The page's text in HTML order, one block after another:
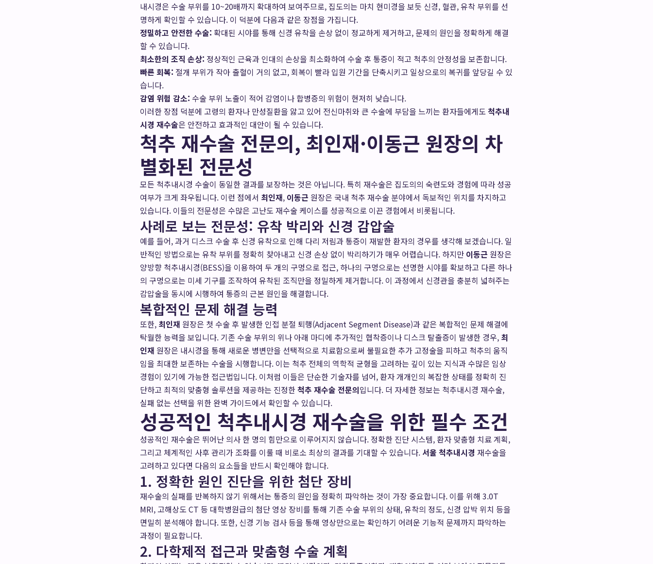
내시경은 수술 부위를 10~20배까지 확대하여 보여주므로, 집도의는 마치 현미경을 보듯 신경, 혈관, 유착 부위를 선
명하게 확인할 수 있습니다. 이 덕분에 다음과 같은 장점을 가집니다.
정밀하고 안전한 수술: 확대된 시야를 통해 신경 유착을 손상 없이 정교하게 제거하고, 문제의 원인을 정확하게 해결
할 수 있습니다.
최소한의 조직 손상: 정상적인 근육과 인대의 손상을 최소화하여 수술 후 통증이 적고 척추의 안정성을 보존합니다.
빠른 회복: 절개 부위가 작아 출혈이 거의 없고, 회복이 빨라 입원 기간을 단축시키고 일상으로의 복귀를 앞당길 수 있
습니다.
감염 위험 감소: 수술 부위 노출이 적어 감염이나 합병증의 위험이 현저히 낮습니다.
이러한 장점 덕분에 고령의 환자나 만성질환을 앓고 있어 전신마취와 큰 수술에 부담을 느끼는 환자들에게도 척추내
시경 재수술은 안전하고 효과적인 대안이 될 수 있습니다.
척추 재수술 전문의, 최인재·이동근 원장의 차
별화된 전문성
모든 척추내시경 수술이 동일한 결과를 보장하는 것은 아닙니다. 특히 재수술은 집도의의 숙련도와 경험에 따라 성공
여부가 크게 좌우됩니다. 이런 점에서 최인재, 이동근 원장은 국내 척추 재수술 분야에서 독보적인 위치를 차지하고
있습니다. 이들의 전문성은 수많은 고난도 재수술 케이스를 성공적으로 이끈 경험에서 비롯됩니다.
사례로 보는 전문성: 유착 박리와 신경 감압술
예를 들어, 과거 디스크 수술 후 신경 유착으로 인해 다리 저림과 통증이 재발한 환자의 경우를 생각해 보겠습니다. 일
반적인 방법으로는 유착 부위를 정확히 찾아내고 신경 손상 없이 박리하기가 매우 어렵습니다. 하지만 이동근 원장은
양방향 척추내시경(BESS)을 이용하여 두 개의 구멍으로 접근, 하나의 구멍으로는 선명한 시야를 확보하고 다른 하나
의 구멍으로는 미세 기구를 조작하여 유착된 조직만을 정밀하게 제거합니다. 이 과정에서 신경관을 충분히 넓혀주는
감압술을 동시에 시행하여 통증의 근본 원인을 해결합니다.
복합적인 문제 해결 능력
또한, 최인재 원장은 첫 수술 후 발생한 인접 분절 퇴행(Adjacent Segment Disease)과 같은 복합적인 문제 해결에
탁월한 능력을 보입니다. 기존 수술 부위의 위나 아래 마디에 추가적인 협착증이나 디스크 탈출증이 발생한 경우, 최
인재 원장은 내시경을 통해 새로운 병변만을 선택적으로 치료함으로써 불필요한 추가 고정술을 피하고 척추의 움직
임을 최대한 보존하는 수술을 시행합니다. 이는 척추 전체의 역학적 균형을 고려하는 깊이 있는 지식과 수많은 임상
경험이 있기에 가능한 접근법입니다. 이처럼 이들은 단순한 기술자를 넘어, 환자 개개인의 복잡한 상태를 정확히 진
단하고 최적의 맞춤형 솔루션을 제공하는 진정한척추 재수술 전문의입니다. 더 자세한 정보는 척추내시경 재수술,
실패 없는 선택을 위한 완벽 가이드에서 확인할 수 있습니다.
성공적인 척추내시경 재수술을 위한 필수 조건
성공적인 재수술은 뛰어난 의사 한 명의 힘만으로 이루어지지 않습니다. 정확한 진단 시스템, 환자 맞춤형 치료 계획,
그리고 체계적인 사후 관리가 조화를 이룰 때 비로소 최상의 결과를 기대할 수 있습니다. 서울 척추내시경 재수술을
고려하고 있다면 다음의 요소들을 반드시 확인해야 합니다.
1. 정확한 원인 진단을 위한 첨단 장비
재수술의 실패를 반복하지 않기 위해서는 통증의 원인을 정확히 파악하는 것이 가장 중요합니다. 이를 위해 3.0T
MRI, 고해상도 CT 등 대학병원급의 첨단 영상 장비를 통해 기존 수술 부위의 상태, 유착의 정도, 신경 압박 위치 등을
면밀히 분석해야 합니다. 또한, 신경 기능 검사 등을 통해 영상만으로는 확인하기 어려운 기능적 문제까지 파악하는
과정이 필요합니다.
2. 다학제적 접근과 맞춤형 수술 계획